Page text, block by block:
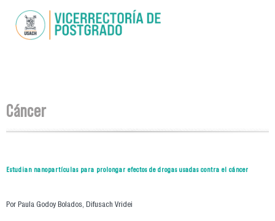
main
You are here
Cáncer
Estudian nanopartículas para prolongar efectos de drogas usadas contra el cáncer
Por Paula Godoy Bolados, Difusach Vridei